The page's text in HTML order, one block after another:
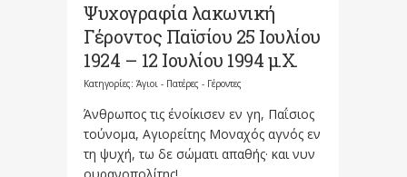
Ψυχογραφία λακωνική
Γέροντος Παϊσίου 25 Ιουλίου
1924 – 12 Ιουλίου 1994 μ.Χ.
Κατηγορίες: Άγιοι - Πατέρες - Γέροντες
Άνθρωπος τις ένοίκισεν εν γη, Παΐσιος
τούνομα, Αγιορείτης Μοναχός αγνός εν
τη ψυχή, τω δε σώματι απαθής· και νυν